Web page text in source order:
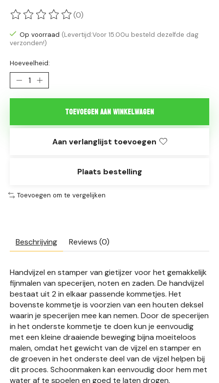
De beoordeling van dit product is
(0)
Op voorraad (Levertijd:Voor 15.00u besteld dezelfde dag
verzonden!)
Hoeveelheid:
Toevoegen aan winkelwagen
Aan verlanglijst toevoegen
Plaats bestelling
Toevoegen om te vergelijken
Beschrijving Reviews (0)
Handvijzel en stamper van gietijzer voor het gemakkelijk
fijnmalen van specerijen, noten en zaden. De handvijzel
bestaat uit 2 in elkaar passende kommetjes. Het
bovenste kommetje is voorzien van een houten deksel
waarin je specerijen mee kan nemen. Door de specerijen
in het onderste kommetje te doen kun je eenvoudig
met een kleine draaiende beweging bijna moeiteloos
malen, omdat het gewicht van de vijzel en stamper en
de groeven in het onderste deel van de vijzel helpen bij
dit proces. Schoonmaken kan eenvoudig door hem met
water af te spoelen en goed te laten drogen.